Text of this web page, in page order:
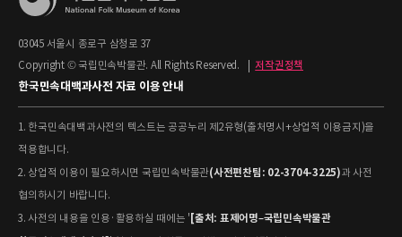
03045 서울시 종로구 삼청로 37
Copyright © 국립민속박물관. All Rights Reserved.
저작권정책
한국민속대백과사전 자료 이용 안내
1. 한국민속대백과사전의 텍스트는 공공누리 제2유형(출처명시+상업적 이용금지)을
적용합니다.
2. 상업적 이용이 필요하시면 국립민속박물관(사전편찬팀: 02-3704-3225)과 사전
협의하시기 바랍니다.
3. 사전의 내용을 인용·활용하실 때에는 ' [출처: 표제어명–국립민속박물관